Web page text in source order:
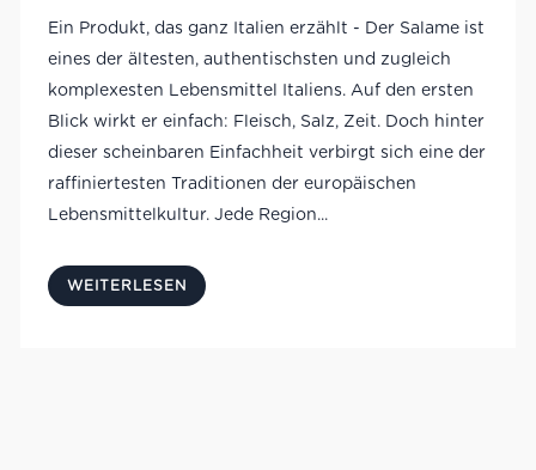
Ein Produkt, das ganz Italien erzählt - Der Salame ist
eines der ältesten, authentischsten und zugleich
komplexesten Lebensmittel Italiens. Auf den ersten
Blick wirkt er einfach: Fleisch, Salz, Zeit. Doch hinter
dieser scheinbaren Einfachheit verbirgt sich eine der
raffiniertesten Traditionen der europäischen
Lebensmittelkultur. Jede Region...
WEITERLESEN